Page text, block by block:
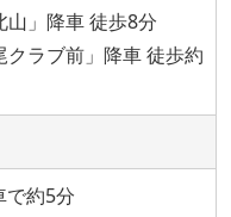
山」降車 徒歩8分
クラブ前」降車 徒歩約
で約5分